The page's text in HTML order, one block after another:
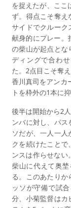
を捉えたが、ここ
ず。得点こそ奪え
サイドでクルーク
献身的にプレー。
の柴山が起点とな
ディングで合わ
た。2点目こそ奪
香川真司をアンカ
トを枠外の1本に抑
後半は開始から2
ンバに対し、パ
ソだが、一人一
クを続けたこと
ンスは作らせない
柴山に代えて奥
る。このあたり
ッソが守備で試
分、小菊監督はカ